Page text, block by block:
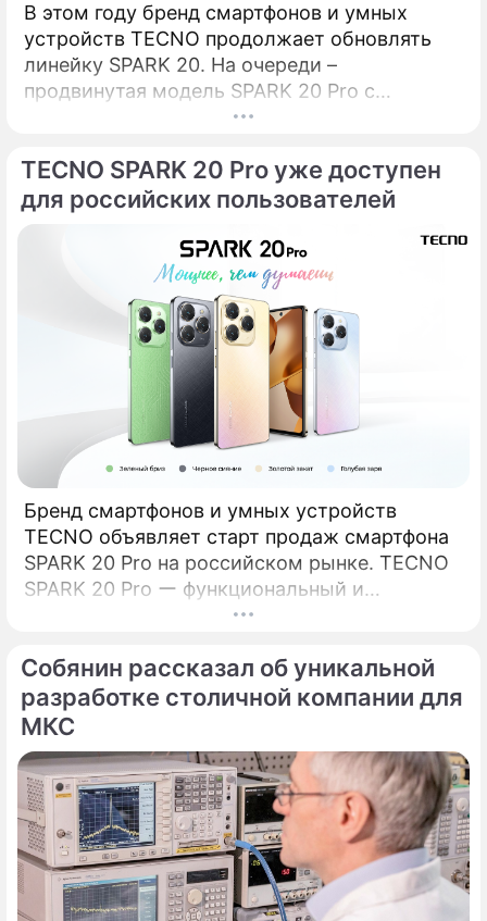
В этом году бренд смартфонов и умных
устройств TECNO продолжает обновлять
линейку SPARK 20. На очереди –
продвинутая модель SPARK 20 Pro с
крутыми камерами, мощным процессором
обо всем по порядку. КамераОдно из
ключевых отличий SPARK 20 Pro от
108 Мп, которая впервые появляется в
линейке SPARK.
TECNO SPARK 20 Pro уже доступен
для российских пользователей
Бренд смартфонов и умных устройств
TECNO объявляет старт продаж смартфона
SPARK 20 Pro на российском рынке. TECNO
SPARK 20 Pro ー функциональный и
сбалансированный смартфон из новой серии
Собянин рассказал об уникальной
разработке столичной компании для
МКС